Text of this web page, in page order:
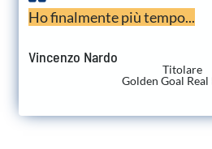
Ho finalmente più tempo...
Vincenzo Nardo
Titolare
Golden Goal Real